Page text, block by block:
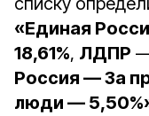
«Единая
18,61%, ЛДПР
Россия — За
люди —